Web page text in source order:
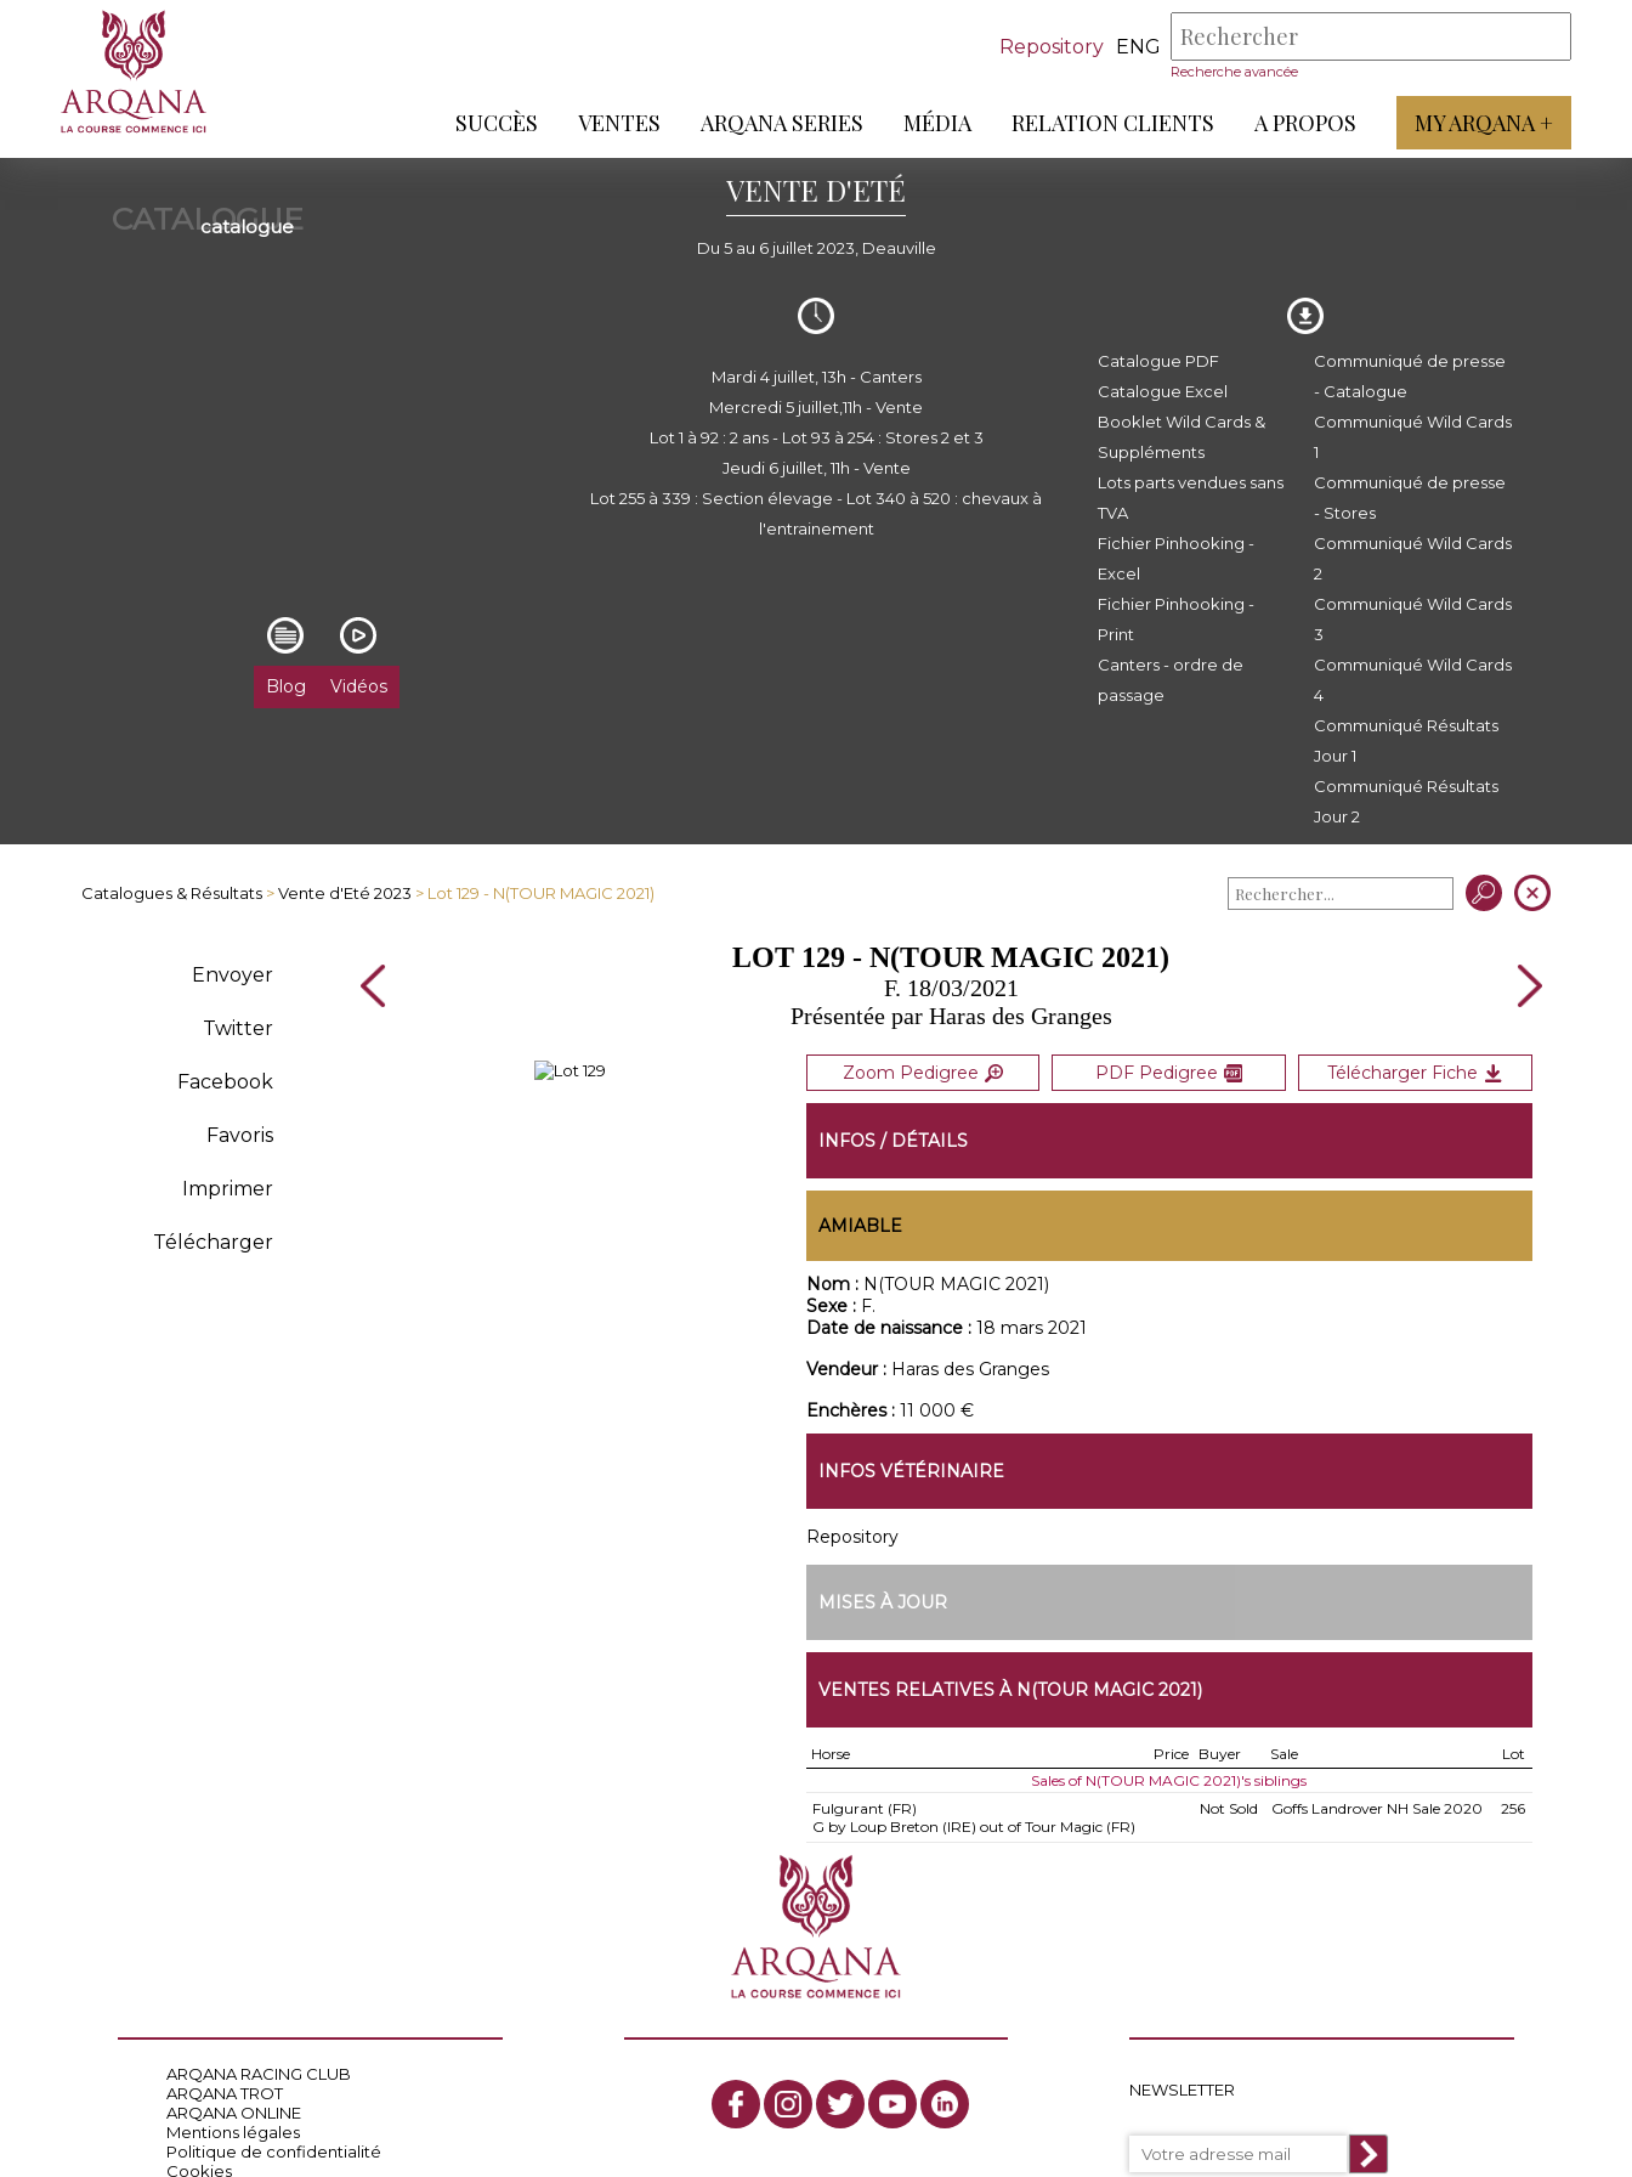
Repository ENG
Recherche avancée
SUCCÈS VENTES ARQANA SERIES MÉDIA RELATION CLIENTS A PROPOS MY ARQANA +
CATALOGUE
catalogue
VENTE D'ETÉ
Du 5 au 6 juillet 2023, Deauville
Blog Vidéos
Mardi 4 juillet, 13h - Canters
Mercredi 5 juillet,11h - Vente
Lot 1 à 92 : 2 ans - Lot 93 à 254 : Stores 2 et 3
Jeudi 6 juillet, 11h - Vente
Lot 255 à 339 : Section élevage - Lot 340 à 520 : chevaux à
l'entrainement
Catalogue PDF
Catalogue Excel
Booklet Wild Cards &
Suppléments
Lots parts vendues sans
TVA
Fichier Pinhooking -
Excel
Fichier Pinhooking -
Print
Canters - ordre de
passage
Communiqué de presse
- Catalogue
Communiqué Wild Cards
1
Communiqué de presse
- Stores
Communiqué Wild Cards
2
Communiqué Wild Cards
3
Communiqué Wild Cards
4
Communiqué Résultats
Jour 1
Communiqué Résultats
Jour 2
Catalogues & Résultats >Vente d'Eté 2023 > Lot 129 - N(TOUR MAGIC 2021)
Envoyer
Twitter
Facebook
Favoris
Imprimer
Télécharger
LOT 129 - N(TOUR MAGIC 2021)
F. 18/03/2021
Présentée par Haras des Granges
Zoom Pedigree PDF Pedigree Télécharger Fiche
INFOS / DÉTAILS
AMIABLE
Nom : N(TOUR MAGIC 2021)
Sexe : F.
Date de naissance : 18 mars 2021
Vendeur : Haras des Granges
Enchères : 11 000 €
INFOS VÉTÉRINAIRE
Repository
MISES À JOUR
VENTES RELATIVES À N(TOUR MAGIC 2021)
Horse Price Buyer Sale
Lot
Sales of N(TOUR MAGIC 2021)'s siblings
Fulgurant (FR)
G by Loup Breton (IRE) out of Tour Magic (FR)
Not Sold Goffs Landrover NH Sale 2020 256
ARQANA RACING CLUB
ARQANA TROT
ARQANA ONLINE
Mentions légales
Politique de confidentialité
Cookies
NEWSLETTER